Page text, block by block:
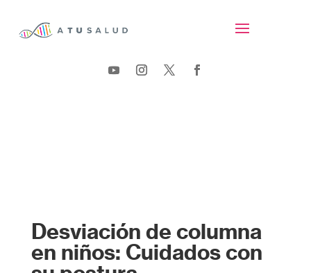
Desviación de columna
en niños: Cuidados con